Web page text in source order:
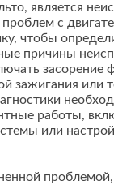
является
проблем с
чтобы
причины
засорение
зажигания или
работы,
или